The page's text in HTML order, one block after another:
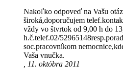
Nakoľko odpoveď na Vašu
široká,doporučujem
vždy vo štvrtok od 9,00 h do
h.č.telef.02/
soc.pracovníkom
Vaša vnučka.
, 11. októbra 2011